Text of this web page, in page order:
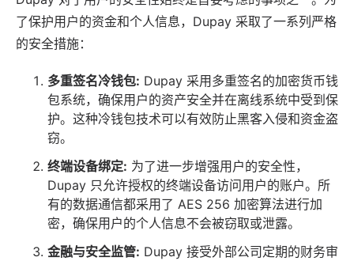
了保护用户的资金和个人信息，Dupay 采取了一系列严格
的安全措施：
多重签名冷钱包: Dupay 采用多重签名的加密货币钱
包系统，确保用户的资产安全并在离线系统中受到保
护。这种冷钱包技术可以有效防止黑客入侵和资金盗
窃。
终端设备绑定: 为了进一步增强用户的安全性，
Dupay 只允许授权的终端设备访问用户的账户。所
有的数据通信都采用了 AES 256 加密算法进行加
密，确保用户的个人信息不会被窃取或泄露。
金融与安全监管: Dupay 接受外部公司定期的财务审